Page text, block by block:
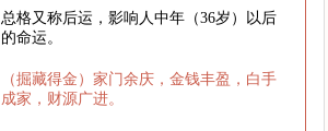
总格又称后运，影响人中年（36岁）以后
的命运。
（掘藏得金）家门余庆，金钱丰盈，白手
成家，财源广进。